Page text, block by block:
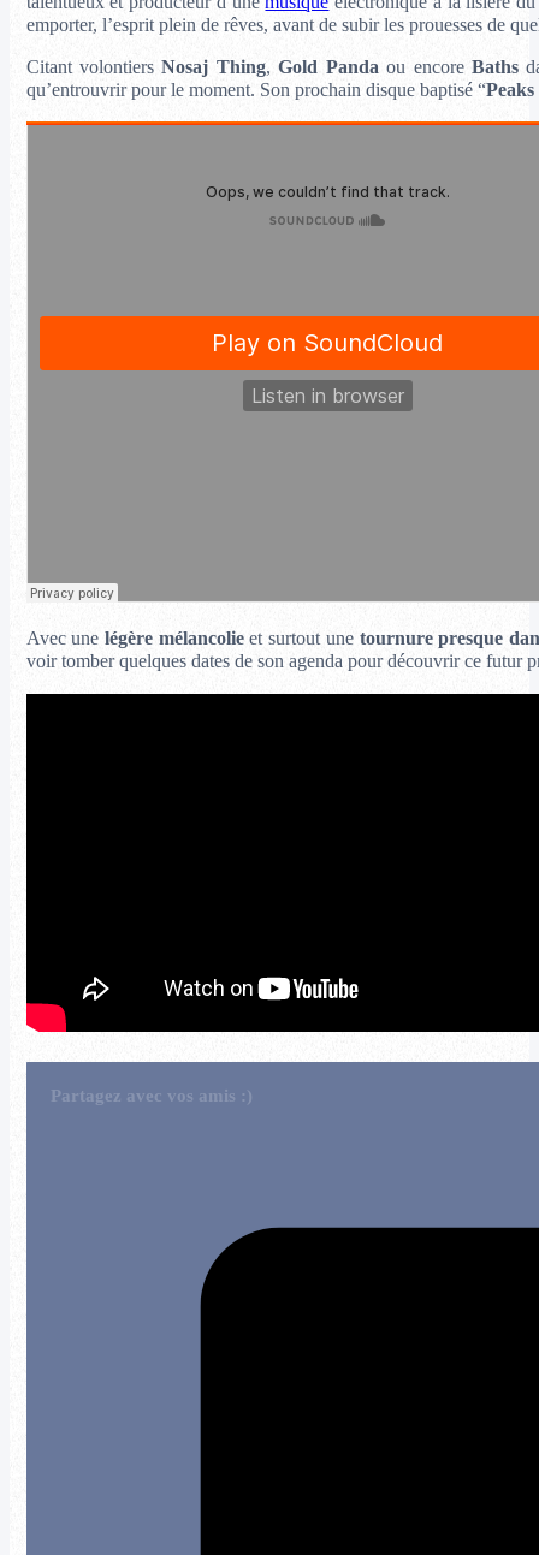
emporter, l’esprit plein de rêves, avant de subir les prouesses de
Citant volontiersNosaj Thing,Gold Pandaou encore Baths
qu’entrouvrir pour le moment. Son prochain disque baptisé “Peaks
Avec une légère mélancolieet surtout une tournure presque
voir tomber quelques dates de son agenda pour découvrir ce futur
Partagez avec vos amis :)